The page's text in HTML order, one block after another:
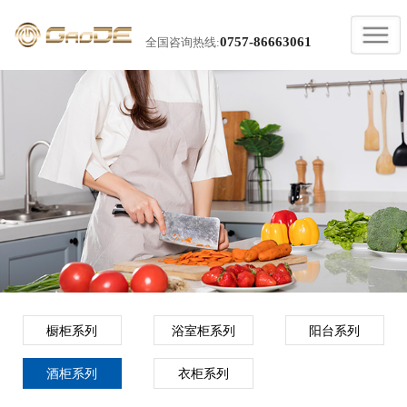
全国咨询热线:0757-86663061
橱柜系列 浴室柜系列 阳台系列
酒柜系列 衣柜系列